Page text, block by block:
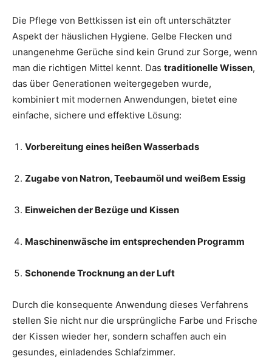
Die Pflege von Bettkissen ist ein oft unterschätzter
Aspekt der häuslichen Hygiene. Gelbe Flecken und
unangenehme Gerüche sind kein Grund zur Sorge, wenn
man die richtigen Mittel kennt. Das traditionelle Wissen,
das über Generationen weitergegeben wurde,
kombiniert mit modernen Anwendungen, bietet eine
einfache, sichere und effektive Lösung:
Vorbereitung eines heißen Wasserbads
Zugabe von Natron, Teebaumöl und weißem Essig
Einweichen der Bezüge und Kissen
Maschinenwäsche im entsprechenden Programm
Schonende Trocknung an der Luft
Durch die konsequente Anwendung dieses Verfahrens
stellen Sie nicht nur die ursprüngliche Farbe und Frische
der Kissen wieder her, sondern schaffen auch ein
gesundes, einladendes Schlafzimmer.